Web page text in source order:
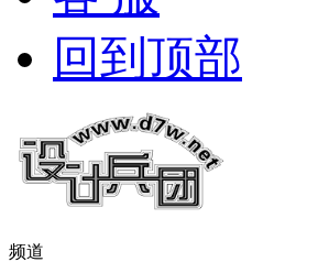
回到顶部
频道